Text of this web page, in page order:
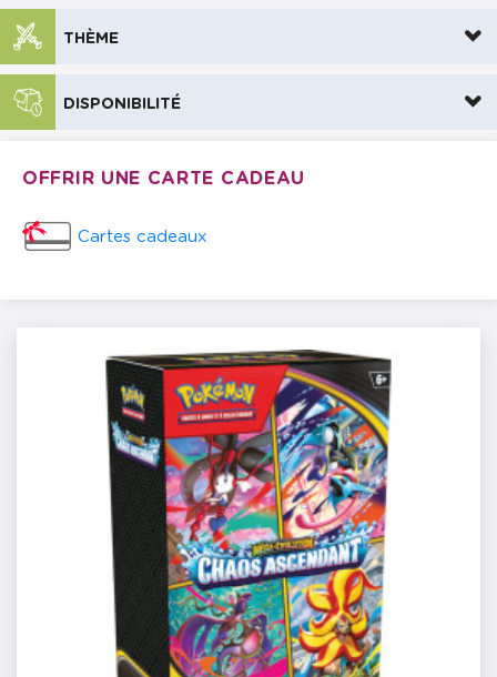
THÈME
DISPONIBILITÉ
OFFRIR UNE CARTE CADEAU
Cartes cadeaux